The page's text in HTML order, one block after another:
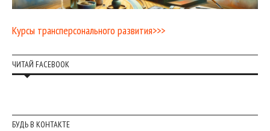
Курсы трансперсонального развития>>>
ЧИТАЙ FACEBOOK
БУДЬ В КОНТАКТЕ